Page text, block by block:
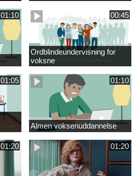
01:10 00:45
Ordblindeundervisning for
voksne
01:05 01:10
Almen voksenuddannelse
01:20 01:20